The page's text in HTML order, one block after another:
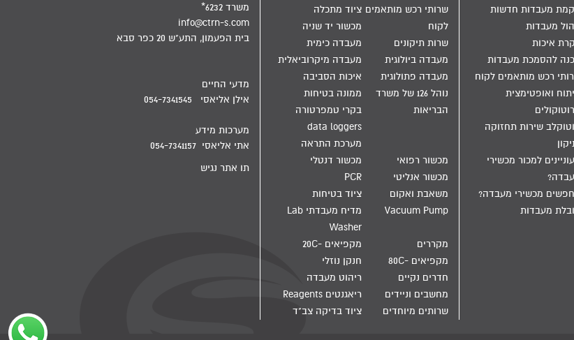
מעבדות חדשות
מעבדות
איכות
להסמכת מעבדות
רכש מותאמים לקוח
ואופטימצית
שירות תחזוקה
למכור מכשירי
מכשירי מעבדה?
מעבדות
שרותי רכש מותאמים
לקוח
ציוד מתכלה
מכשור יד שניה
שרות תיקונים
מעבדה כימית
מעבדה ביולוגית
מעבדה מיקרוביאלית
מעבדה פתולוגית
איכות הסביבה
נוהל 126 של משרד
הבריאות
ממונה בטיחות
בקרי טמפרטורה
data loggers
מערכת התראה
מכשור רפואי
מכשור דנטלי
מכשור אנליטי
PCR
משאבת ואקום
Vacuum Pump
ציוד בטיחות
מדיח מעבדתי Lab
Washer
מקררים
מקפיאים -20C
מקפיאים -80C
חנקן נוזלי
חדרים נקיים
ריהוט מעבדה
מחשבים וניידים
ריאגנטים Reagents
שרותים מיוחדים
ציוד בדיקה צב"ד
משרד 6232*
info@ctrn-s.com
בית הפעמון, התע"ש 20 כפר סבא
מדעי החיים
אילן אליאסי 054-7341545
מערכות מידע
אתי אליאסי 054-7341157
תו אתר נגיש